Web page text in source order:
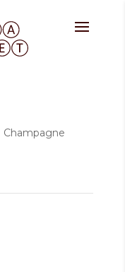
Champagne